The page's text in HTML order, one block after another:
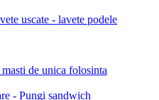
uscate - lavete podele
de unica folosinta
- Pungi sandwich